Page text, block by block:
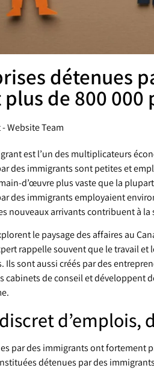
détenues
de 800 000
Website Team
est l’un des multiplicateurs
des immigrants sont petites et
d’œuvre plus vaste que la
des immigrants employaient
nouveaux arrivants contribuent à
le paysage des affaires au
rappelle souvent que le travail
Ils sont aussi créés par des
cabinets de conseil et développent
d’emplois,
par des immigrants ont fortement
détenues par des